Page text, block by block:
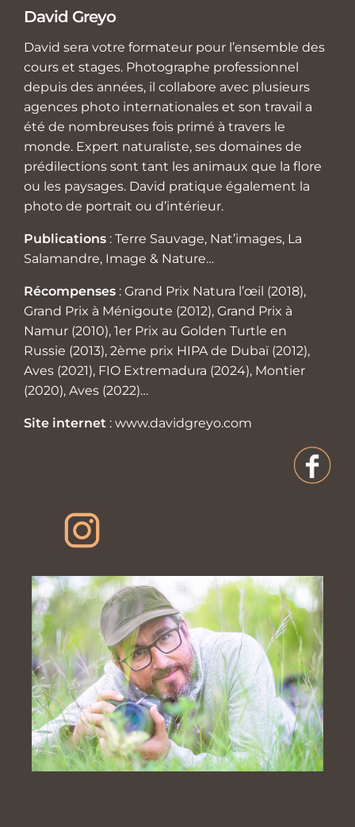
David Greyo
David sera votre formateur pour l’ensemble des
cours et stages. Photographe professionnel
depuis des années, il collabore avec plusieurs
agences photo internationales et son travail a
été de nombreuses fois primé à travers le
monde. Expert naturaliste, ses domaines de
prédilections sont tant les animaux que la flore
ou les paysages. David pratique également la
photo de portrait ou d’intérieur.
Publications : Terre Sauvage, Nat’images, La
Salamandre, Image & Nature…
Récompenses : Grand Prix Natura l’œil (2018),
Grand Prix à Ménigoute (2012), Grand Prix à
Namur (2010), 1er Prix au Golden Turtle en
Russie (2013), 2ème prix HIPA de Dubaï (2012),
Aves (2021), FIO Extremadura (2024), Montier
(2020), Aves (2022)…
Site internet : www.davidgreyo.com